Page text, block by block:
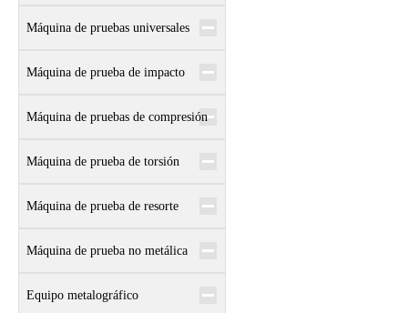
electrónica
Máquina de pruebas universales
hidráulicas
Máquina de prueba de impacto
Máquina de pruebas de compresión
Máquina de prueba de torsión
Máquina de prueba de resorte
Máquina de prueba no metálica
Equipo metalográfico